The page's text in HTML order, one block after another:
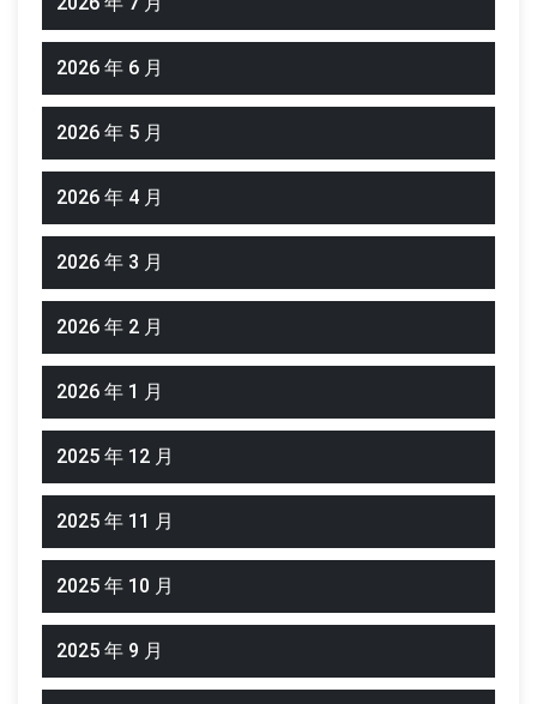
2026 年 6 月
2026 年 5 月
2026 年 4 月
2026 年 3 月
2026 年 2 月
2026 年 1 月
2025 年 12 月
2025 年 11 月
2025 年 10 月
2025 年 9 月